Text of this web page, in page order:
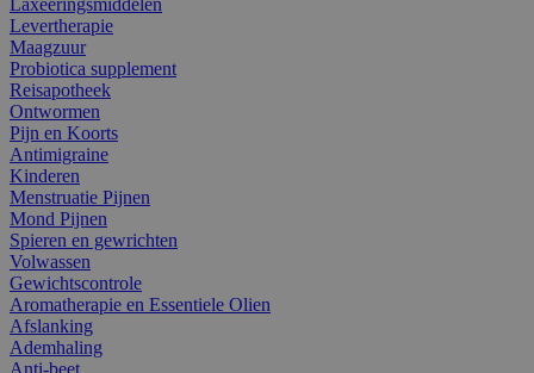
Levertherapie
Maagzuur
Probiotica supplement
Reisapotheek
Ontwormen
Pijn en Koorts
Antimigraine
Kinderen
Menstruatie Pijnen
Mond Pijnen
Spieren en gewrichten
Volwassen
Gewichtscontrole
Aromatherapie en Essentiele Olien
Afslanking
Ademhaling
Anti-beet